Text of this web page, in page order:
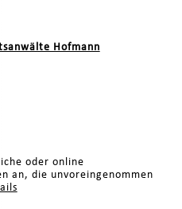
Hofmann
oder online
an, die unvoreingenommen